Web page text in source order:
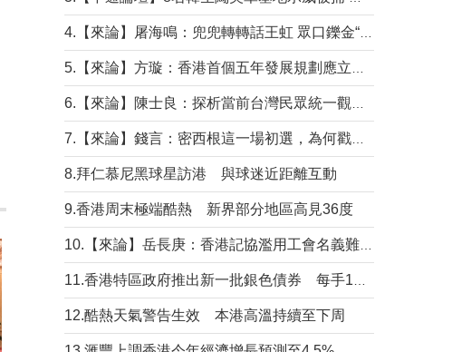
8.拜仁慕尼黑球星訪港 與球迷近距離互動
9.香港周末極端酷熱 新界部分地區高見36度
12.酷熱天氣警告生效 本港高溫持續至下周